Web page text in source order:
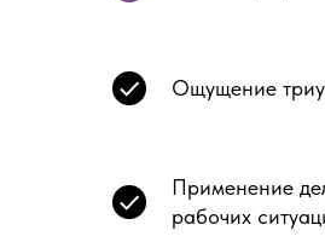
Ощущение
Применение
рабочих